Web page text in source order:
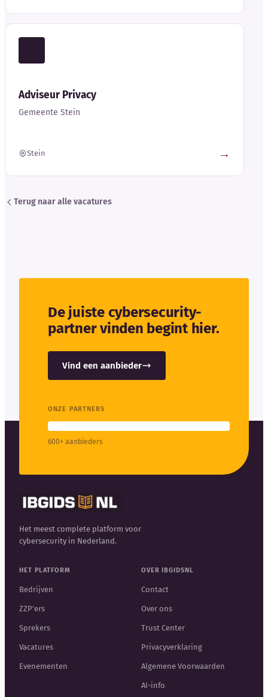
Adviseur Privacy
Gemeente Stein
Stein →
Terug naar alle vacatures
De juiste cybersecurity-
partner vinden begint hier.
Vind een aanbieder
ONZE PARTNERS
600+ aanbieders
Het meest complete platform voor
cybersecurity in Nederland.
HET PLATFORM
Bedrijven
ZZP'ers
Sprekers
Vacatures
Evenementen
OVER IBGIDSNL
Contact
Over ons
Trust Center
Privacyverklaring
Algemene Voorwaarden
AI-info